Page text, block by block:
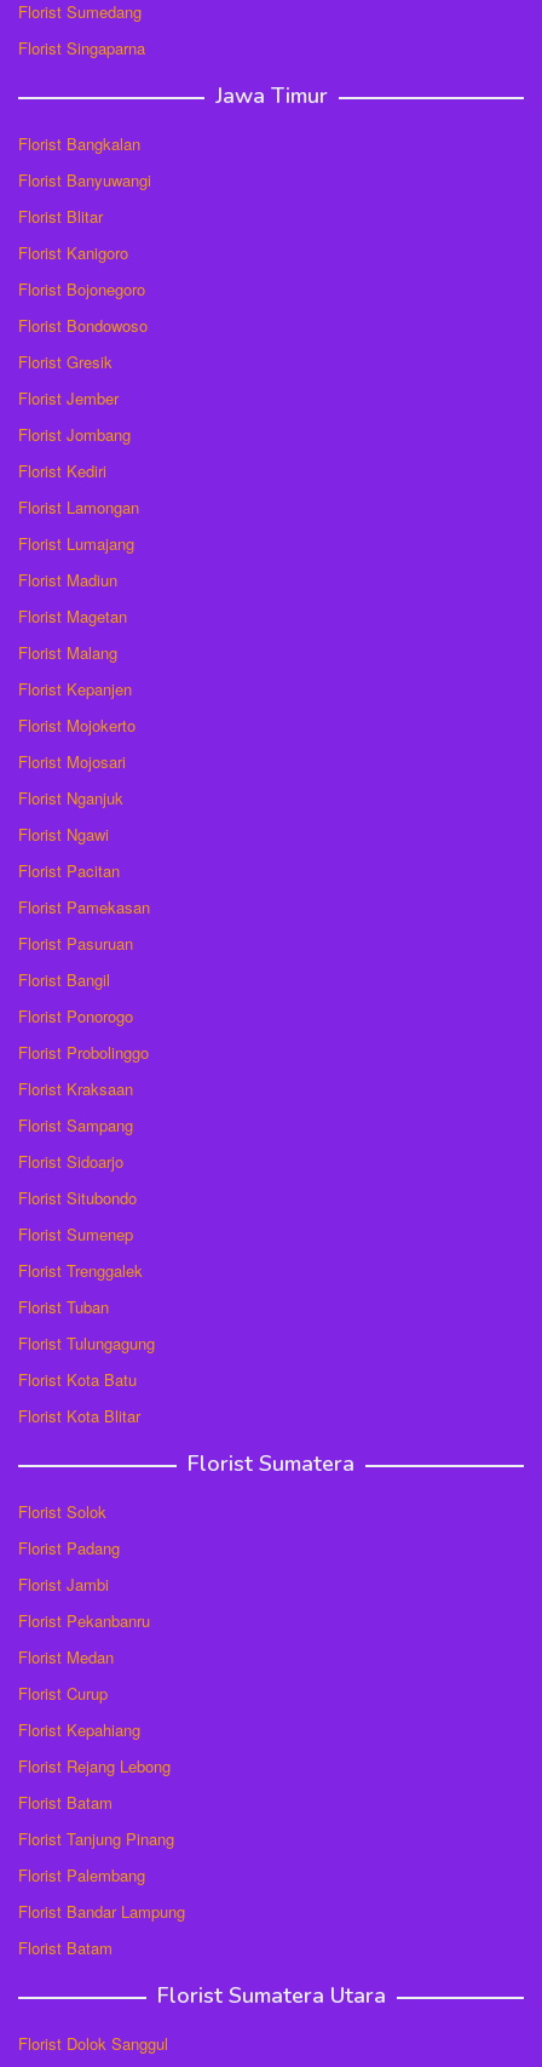
Florist Sumedang
Florist Singaparna
Jawa Timur
Florist Bangkalan
Florist Banyuwangi
Florist Blitar
Florist Kanigoro
Florist Bojonegoro
Florist Bondowoso
Florist Gresik
Florist Jember
Florist Jombang
Florist Kediri
Florist Lamongan
Florist Lumajang
Florist Madiun
Florist Magetan
Florist Malang
Florist Kepanjen
Florist Mojokerto
Florist Mojosari
Florist Nganjuk
Florist Ngawi
Florist Pacitan
Florist Pamekasan
Florist Pasuruan
Florist Bangil
Florist Ponorogo
Florist Probolinggo
Florist Kraksaan
Florist Sampang
Florist Sidoarjo
Florist Situbondo
Florist Sumenep
Florist Trenggalek
Florist Tuban
Florist Tulungagung
Florist Kota Batu
Florist Kota Blitar
Florist Sumatera
Florist Solok
Florist Padang
Florist Jambi
Florist Pekanbanru
Florist Medan
Florist Curup
Florist Kepahiang
Florist Rejang Lebong
Florist Batam
Florist Tanjung Pinang
Florist Palembang
Florist Bandar Lampung
Florist Batam
Florist Sumatera Utara
Florist Dolok Sanggul